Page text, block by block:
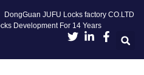
DongGuan JUFU Locks factory CO.LTD
Development For 14 Years